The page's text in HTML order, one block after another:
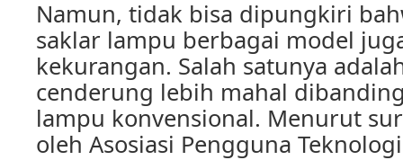
Namun, tidak bisa dipungkiri
saklar lampu berbagai model
kekurangan. Salah satunya
cenderung lebih mahal
lampu konvensional. Menurut
oleh Asosiasi Pengguna